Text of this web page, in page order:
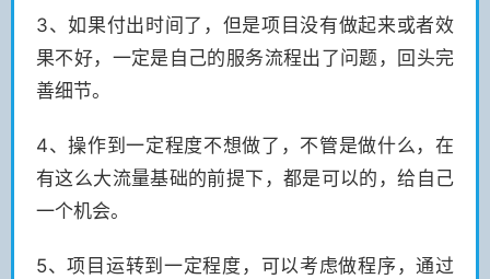
3、如果付出时间了，但是项目没有做起来或者效
果不好，一定是自己的服务流程出了问题，回头完
善细节。
4、操作到一定程度不想做了，不管是做什么，在
有这么大流量基础的前提下，都是可以的，给自己
一个机会。
5、项目运转到一定程度，可以考虑做程序，通过